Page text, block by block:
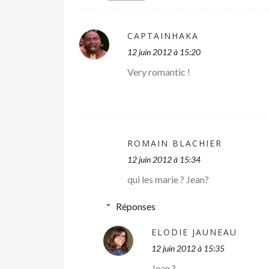
CAPTAINHAKA
12 juin 2012 à 15:20
Very romantic !
ROMAIN BLACHIER
12 juin 2012 à 15:34
qui les marie ? Jean?
Réponses
ELODIE JAUNEAU
12 juin 2012 à 15:35